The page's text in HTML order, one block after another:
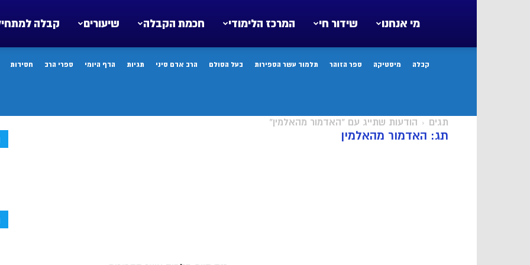
קבלה שיעורים חכמת הקבלה המרכז הלימודי שידור חי מי אנחנו
קבלה מיסטיקה ספר הזוהר תלמוד עשר הספירות בעל הסולם הרב אדם סיני תגיות הדף היומי ספרי הרב חסידות
תגים הודעות שתייג עם "האדמור מהאלמין"
תג: האדמור מהאלמין